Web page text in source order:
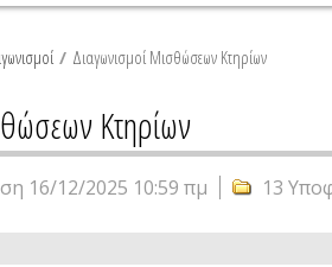
/ Διαγωνισμοί Μισθώσεων Κτηρίων
Κτηρίων
16/12/2025 10:59 πμ 13